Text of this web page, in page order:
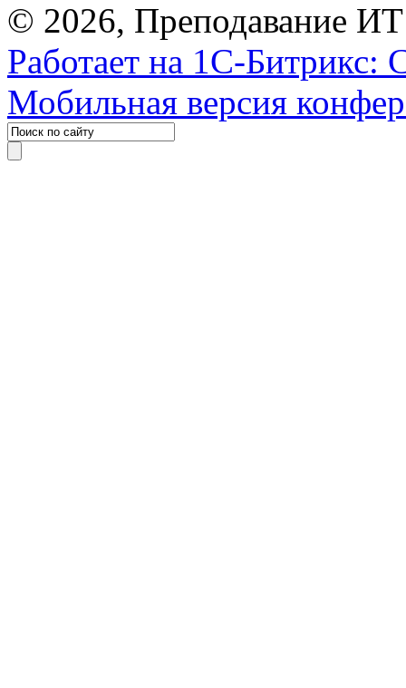
© 2026, Преподавание
Работает на 1С-Битрикс:
Мобильная версия